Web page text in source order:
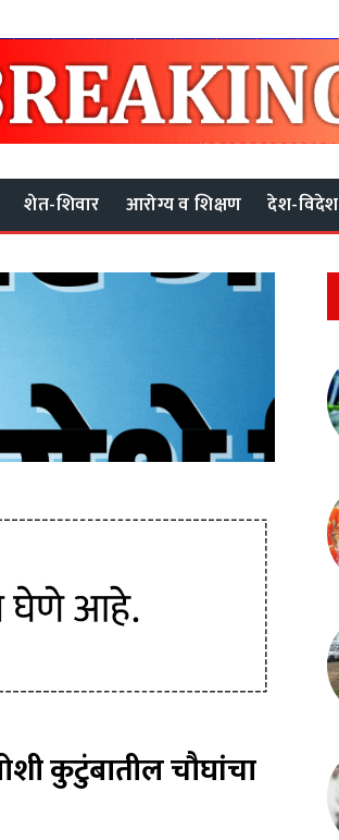
शेत-शिवार आरोग्य व शिक्षण देश-विदेश
कुटुंबातील चौघांचा